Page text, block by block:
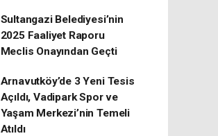
Sultangazi Belediyesi’nin
2025 Faaliyet Raporu
Meclis Onayından Geçti
Arnavutköy’de 3 Yeni Tesis
Açıldı, Vadipark Spor ve
Yaşam Merkezi’nin Temeli
Atıldı